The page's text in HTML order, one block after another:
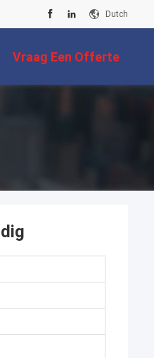
Dutch
Vraag Een Offerte